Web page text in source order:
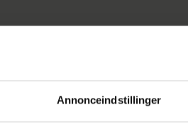
Annonceindstillinger
Suvida